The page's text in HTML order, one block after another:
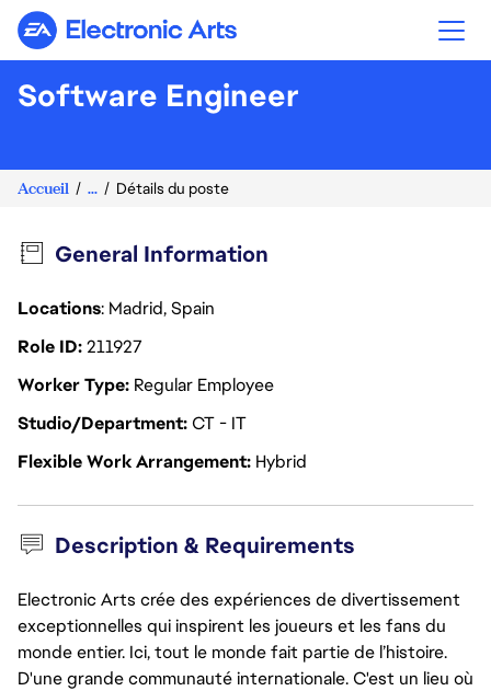
Electronic Arts
Software Engineer
Accueil ... Détails du poste
General Information
Locations: Madrid, Spain
Role ID211927
Worker Type Regular Employee
Studio/DepartmentCT - IT
Flexible Work Arrangement Hybrid
Description & Requirements
Electronic Arts crée des expériences de divertissement
exceptionnelles qui inspirent les joueurs et les fans du
monde entier. Ici, tout le monde fait partie de l’histoire.
D'une grande communauté internationale. C'est un lieu où